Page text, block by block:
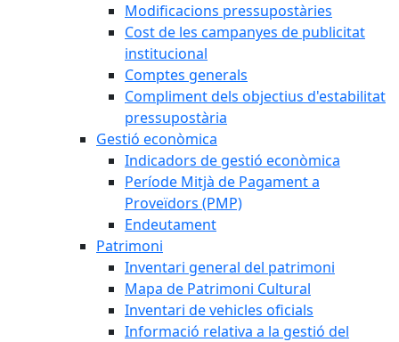
Modificacions pressupostàries
Cost de les campanyes de publicitat
institucional
Comptes generals
Compliment dels objectius d'estabilitat
pressupostària
Gestió econòmica
Indicadors de gestió econòmica
Període Mitjà de Pagament a
Proveïdors (PMP)
Endeutament
Patrimoni
Inventari general del patrimoni
Mapa de Patrimoni Cultural
Inventari de vehicles oficials
Informació relativa a la gestió del